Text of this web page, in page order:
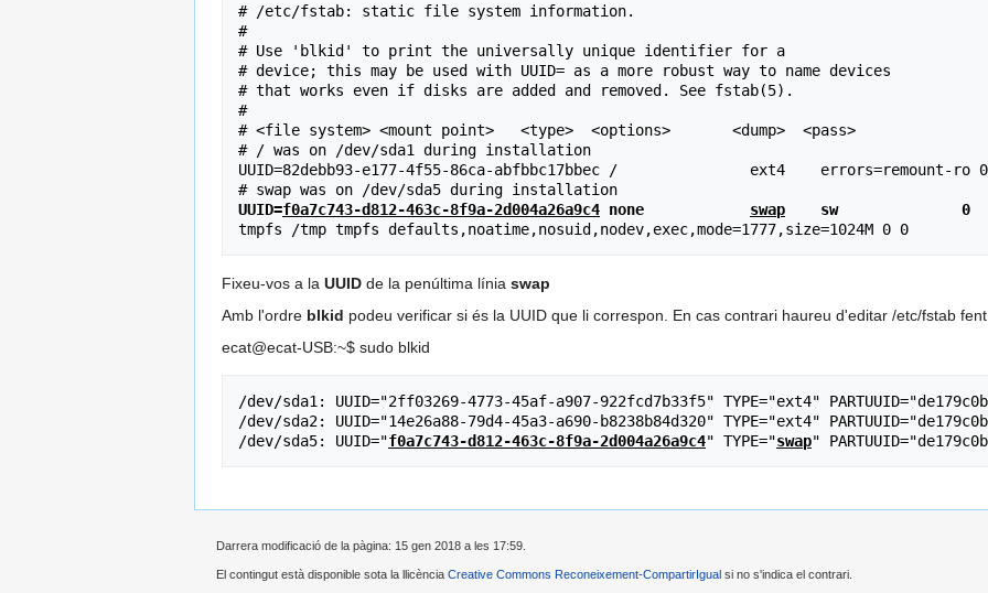
# /etc/fstab: static file system information.
#
# Use 'blkid' to print the universally unique identifier for a
# device; this may be used with UUID= as a more robust way to name devices
# that works even if disks are added and removed. See fstab(5).
#
# <file system> <mount point>   <type>  <options>       <dump>  <pass>
# / was on /dev/sda1 during installation
UUID=82debb93-e177-4f55-86ca-abfbbc17bbec /               ext4    errors=remount-
UUID=f0a7c743-d812-463c-8f9a-2d004a26a9c4 none swap
sw              0
Fixeu-vos a la UUID de la penúltima línia swap
Amb l'ordre blkid podeu verificar si és la UUID que li correspon. En cas contrari haureu d'editar /etc/fstab
ecat@ecat-USB:~$ sudo blkid
/dev/sda1: UUID="2ff03269-4773-45af-a907-922fcd7b33f5" TYPE="ext4"
/dev/sda2: UUID="14e26a88-79d4-45a3-a690-b8238b84d320" TYPE="ext4"
/dev/sda5: UUID="f0a7c743-d812-463c-8f9a-2d004a26a9c4" TYPE="swap
Darrera modificació de la pàgina: 15 gen 2018 a les 17:59.
El contingut està disponible sota la llicència Creative Commons Reconeixement-CompartirIgual si no s'indica el contrari.